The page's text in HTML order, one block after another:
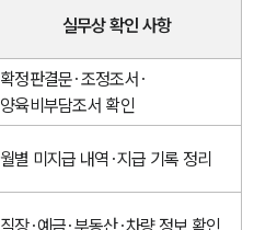
실무상 확인 사항
확정판결문·조정조서·
양육비부담조서 확인
월별 미지급 내역·지급 기록 정리